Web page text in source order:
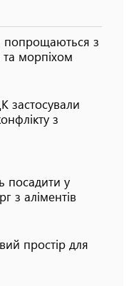
попрощаються з
та морпіхом
застосували
з
посадити у
з аліментів
простір для